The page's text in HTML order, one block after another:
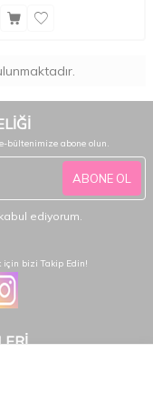
bültenimize abone olun.
ABONE OL
ediyorum.
için bizi Takip Edin!